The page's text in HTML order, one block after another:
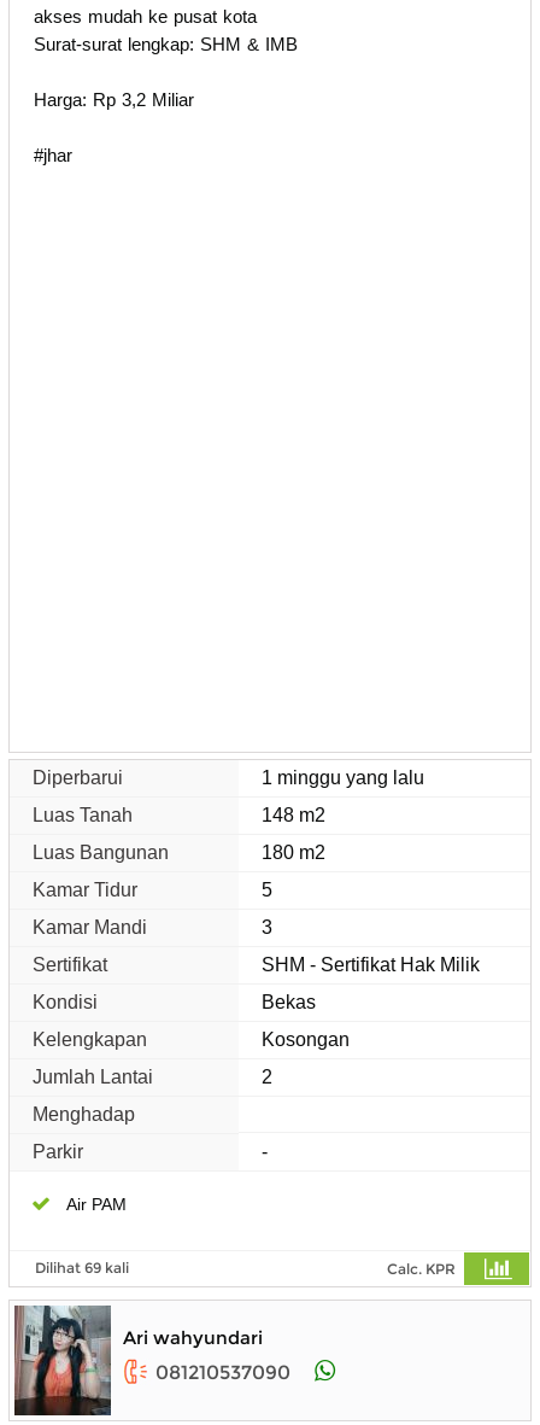
akses mudah ke pusat kota
Surat-surat lengkap: SHM & IMB
Harga: Rp 3,2 Miliar
#jhar
Diperbarui
1 minggu yang lalu
Luas Tanah
148 m2
Luas Bangunan
180 m2
Kamar Tidur
5
Kamar Mandi
3
Sertifikat
SHM - Sertifikat Hak Milik
Kondisi
Bekas
Kelengkapan
Kosongan
Jumlah Lantai
2
Menghadap
Parkir
-
Air PAM
Dilihat 69 kali Calc. KPR
Ari wahyundari
081210537090